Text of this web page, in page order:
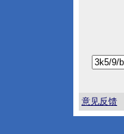
意见反馈